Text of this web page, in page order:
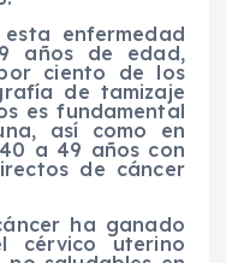
enfermedad
años de edad,
ciento de los
de tamizaje
es fundamental
así como en
a 49 años con
de cáncer
ha ganado
cérvico uterino